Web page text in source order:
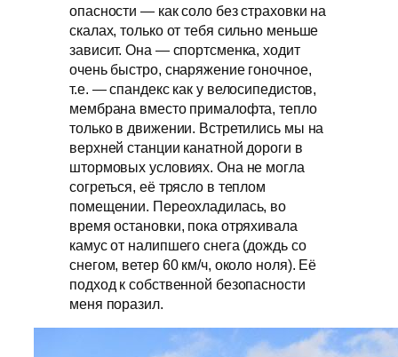
опасности — как соло без страховки на
скалах, только от тебя сильно меньше
зависит. Она — спортсменка, ходит
очень быстро, снаряжение гоночное,
т.е. — спандекс как у велосипедистов,
мембрана вместо прималофта, тепло
только в движении. Встретились мы на
верхней станции канатной дороги в
штормовых условиях. Она не могла
согреться, её трясло в теплом
помещении. Переохладилась, во
время остановки, пока отряхивала
камус от налипшего снега (дождь со
снегом, ветер 60 км/ч, около ноля). Её
подход к собственной безопасности
меня поразил.